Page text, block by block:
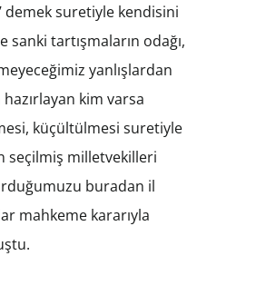
demek suretiyle kendisini
tartışmaların odağı,
yanlışlardan
kim varsa
küçültülmesi suretiyle
seçilmiş milletvekilleri
buradan il
mahkeme kararıyla